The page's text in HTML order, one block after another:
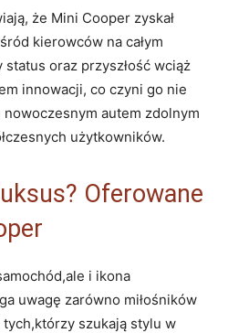
że Mini Cooper zyskał
kierowców na całym
oraz przyszłość wciąż
innowacji, co czyni go nie
autem zdolnym
użytkowników.
Oferowane
i ikona
uwagę zarówno miłośników
szukają stylu w